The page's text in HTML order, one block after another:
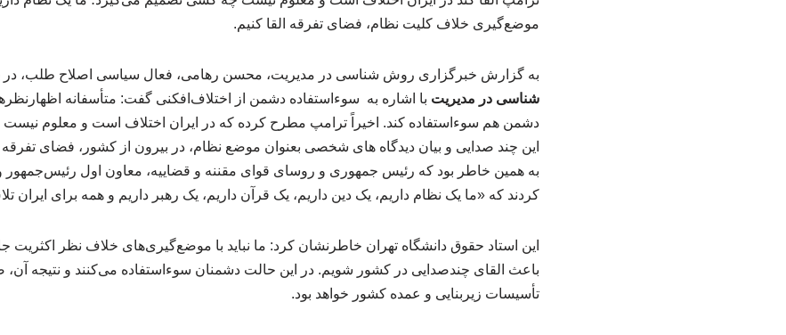
موضع‌گیری خلاف کلیت نظام، فضای تفرقه القا کنیم.
به گزارش خبرگزاری روش شناسی در مدیریت، محسن رهامی، فعال سیاسی اصلاح طلب، در
شناسی در مدیریت با اشاره به سوءاستفاده دشمن از اختلاف‌افکنی گفت: متأسفانه
دشمن هم سوءاستفاده کند. اخیراً ترامپ مطرح کرده که در ایران اختلاف است و معلوم
این چند صدایی و بیان دیدگاه های شخصی بعنوان موضع نظام، در بیرون از کشور، فضای
به همین خاطر بود که رئیس جمهوری و روسای قوای مقننه و قضاییه، معاون اول رئیس‌جمهور و
کردند که «ما یک نظام داریم، یک دین داریم، یک قرآن داریم، یک رهبر داریم و همه برای ایران
این استاد حقوق دانشگاه تهران خاطرنشان کرد: ما نباید با موضع‌گیری‌های خلاف نظر اکثریت
باعث القای چندصدایی در کشور شویم. در این حالت دشمنان سوءاستفاده می‌کنند و نتیجه
تأسیسات زیربنایی و عمده کشور خواهد بود.